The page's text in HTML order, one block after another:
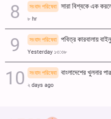
সংবাদ পরিষেবা সারা বিশ্বকে এক
৮ hr
সংবাদ পরিষেবা পবিত্র কারবালায়
Yesterday ১৩:৩৮
সংবাদ পরিষেবা বাংলাদেশের খুলনার
২ days ago